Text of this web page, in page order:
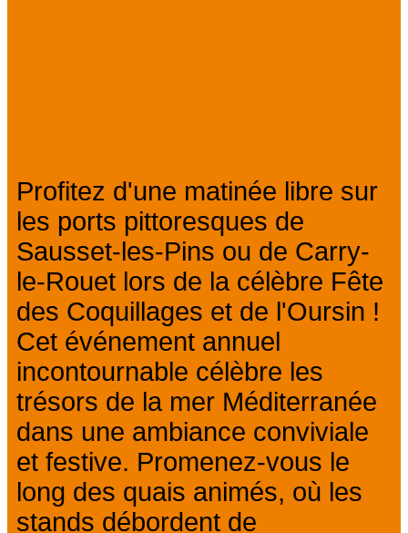
Profitez d'une matinée libre sur
les ports pittoresques de
Sausset-les-Pins ou de Carry-
le-Rouet lors de la célèbre Fête
des Coquillages et de l'Oursin !
Cet événement annuel
incontournable célèbre les
trésors de la mer Méditerranée
dans une ambiance conviviale
et festive. Promenez-vous le
long des quais animés, où les
stands débordent de